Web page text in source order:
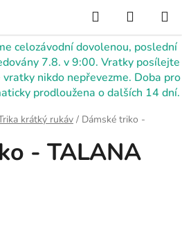
celozávodní dovolenou, poslední
7.8. v 9:00. Vratky posílejte
nikdo nepřevezme. Doba pro
prodloužena o dalších 14 dní.
Hledat
KOŠÍK
krátký rukáv / Dámské triko -
- TALANA